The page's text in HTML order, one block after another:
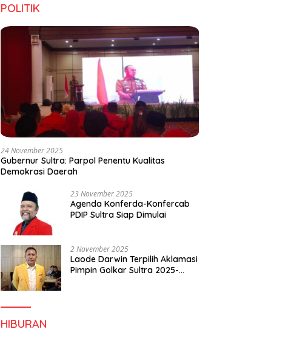
POLITIK
24 November 2025
Gubernur Sultra: Parpol Penentu Kualitas
Demokrasi Daerah
23 November 2025
Agenda Konferda-Konfercab
PDIP Sultra Siap Dimulai
2 November 2025
Laode Darwin Terpilih Aklamasi
Pimpin Golkar Sultra 2025-
HIBURAN